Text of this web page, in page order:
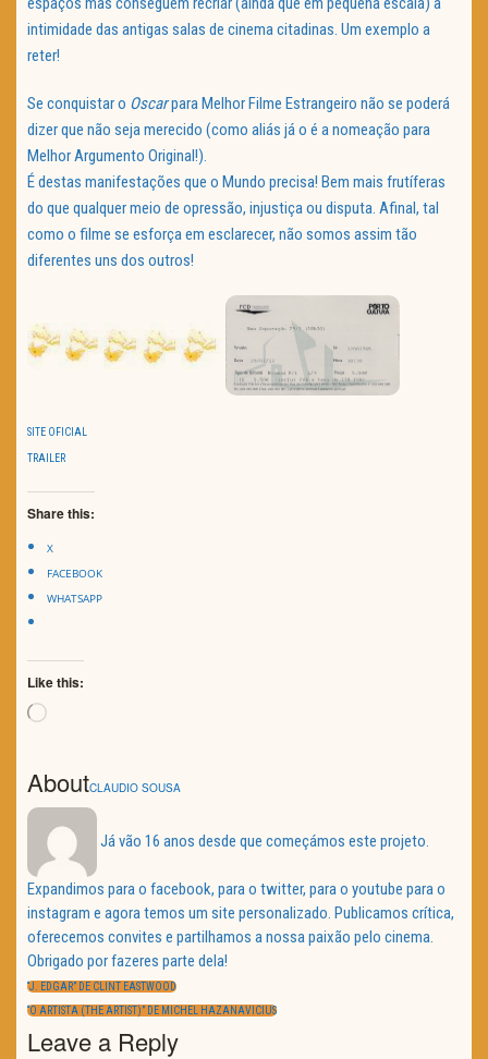
intimidade das antigas salas de cinema citadinas. Um exemplo a
reter!
Se conquistar o Oscarpara Melhor Filme Estrangeiro não se poderá
dizer que não seja merecido (como aliás já o é a nomeação para
Melhor Argumento Original!).
É destas manifestações que o Mundo precisa! Bem mais frutíferas
do que qualquer meio de opressão, injustiça ou disputa. Afinal, tal
como o filme se esforça em esclarecer, não somos assim tão
diferentes uns dos outros!
SITE OFICIAL
TRAILER
Share this:
X
FACEBOOK
WHATSAPP
Like this:
Loading…
AboutCLAUDIO SOUSA
Já vão 16 anos desde que começámos este projeto.
Expandimos para o facebook, para o twitter, para o youtube para o
instagram e agora temos um site personalizado. Publicamos crítica,
oferecemos convites e partilhamos a nossa paixão pelo cinema.
Obrigado por fazeres parte dela!
Navegação
de
artigos
PREVIOUS
“J. EDGAR” DE CLINT EASTWOOD
NEXT
“O ARTISTA (THE ARTIST)” DE MICHEL HAZANAVICIUS
Leave a Reply